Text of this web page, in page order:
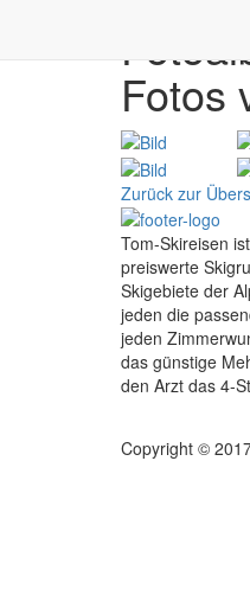
Fotos
Zurück zur
Tom-Skireisen
preiswerte
Skigebiete der
jeden die
jeden
das günstige
den Arzt das 4-
Copyright ©